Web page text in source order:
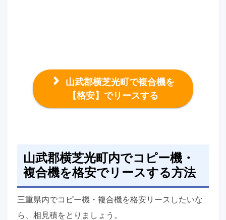
山武郡横芝光町で複合機を
【格安】でリースする
山武郡横芝光町内でコピー機・
複合機を格安でリースする方法
三重県内でコピー機・複合機を格安リースしたいな
ら、相見積をとりましょう。